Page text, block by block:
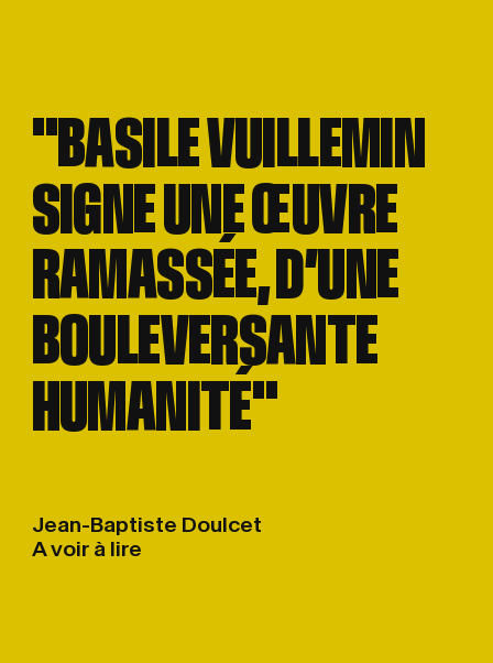
"BASILE VUILLEMIN
SIGNE UNE ŒUVRE
RAMASSÉE, D’UNE
BOULEVERSANTE
HUMANITÉ"
"BASILE VUILLEMIN
SIGNE UNE ŒUVRE
RAMASSÉE, D’UNE
BOULEVERSANTE
HUMANITÉ"
Jean-Baptiste Doulcet
A voir à lire